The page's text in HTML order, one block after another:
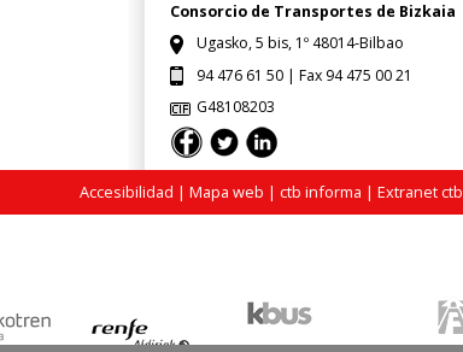
Consorcio de Transportes de Bizkaia
Ugasko, 5 bis, 1º 48014-Bilbao
94 476 61 50 | Fax 94 475 00 21
G48108203
Accesibilidad | Mapa web | ctb informa | Extranet ctb